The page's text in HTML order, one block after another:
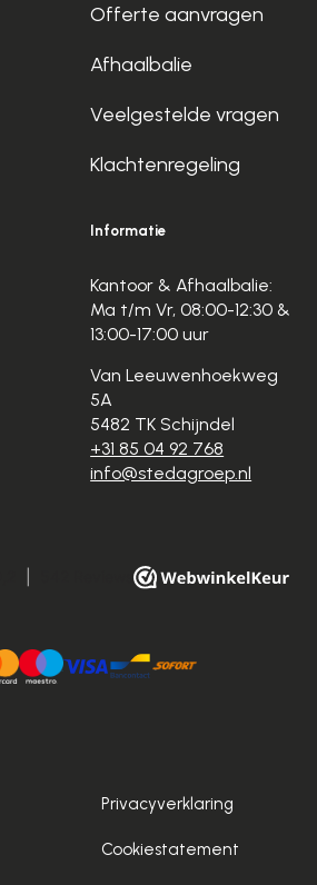
Offerte aanvragen
Afhaalbalie
Veelgestelde vragen
Klachtenregeling
Informatie
Kantoor & Afhaalbalie:
Ma t/m Vr, 08:00-12:30 &
13:00-17:00 uur
Van Leeuwenhoekweg
5A
5482 TK Schijndel
+31 85 04 92 768
info@stedagroep.nl
Privacyverklaring
Cookiestatement